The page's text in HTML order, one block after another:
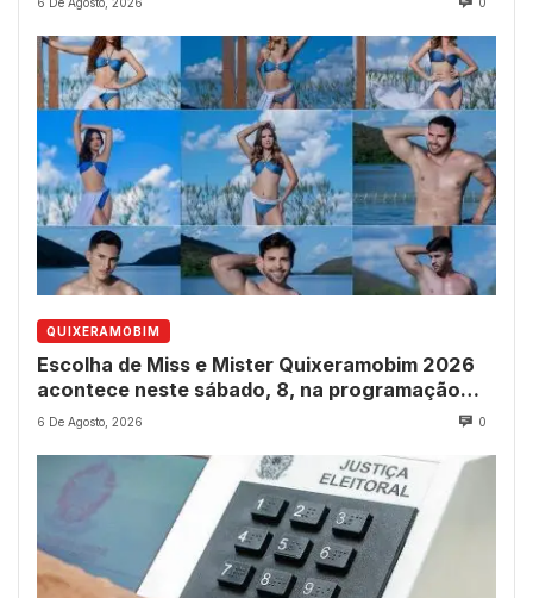
QUIXERAMOBIM
Escolha de Miss e Mister Quixeramobim 2026
acontece neste sábado, 8, na programação
dos 237 anos do município
6 De Agosto, 2026 0